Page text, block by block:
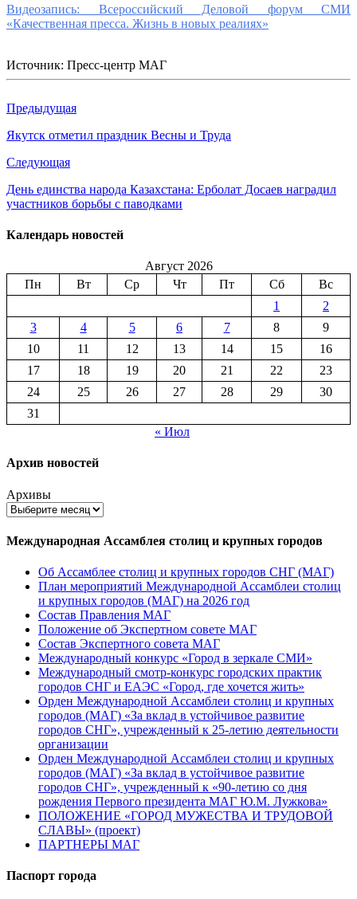
Видеозапись: Всероссийский Деловой форум СМИ
«Качественная пресса. Жизнь в новых реалиях»
Источник: Пресс-центр МАГ
Предыдущая
Якутск отметил праздник Весны и Труда
Следующая
День единства народа Казахстана: Ерболат Досаев наградил
участников борьбы с паводками
Календарь новостей
Август 2026
Пн
Вт Ср Чт Пт Сб
Вс
1
2
3
4 5 6 7 8
9
10
11 12 13 14 15
16
17
18 19 20 21 22
23
24
25 26 27 28 29
30
31
« Июл
Архив новостей
Архивы
Международная Ассамблея столиц и крупных городов
Об Ассамблее столиц и крупных городов СНГ (МАГ)
План мероприятий Международной Ассамблеи столиц
и крупных городов (МАГ) на 2026 год
Состав Правления МАГ
Положение об Экспертном совете МАГ
Состав Экспертного совета МАГ
Международный конкурс «Город в зеркале СМИ»
Международный смотр-конкурс городских практик
городов СНГ и ЕАЭС «Город, где хочется жить»
Орден Международной Ассамблеи столиц и крупных
городов (МАГ) «За вклад в устойчивое развитие
городов СНГ», учрежденный к 25-летию деятельности
организации
Орден Международной Ассамблеи столиц и крупных
городов (МАГ) «За вклад в устойчивое развитие
городов СНГ», учрежденный к «90-летию со дня
рождения Первого президента МАГ Ю.М. Лужкова»
ПОЛОЖЕНИЕ «ГОРОД МУЖЕСТВА И ТРУДОВОЙ
СЛАВЫ» (проект)
ПАРТНЕРЫ МАГ
Паспорт города